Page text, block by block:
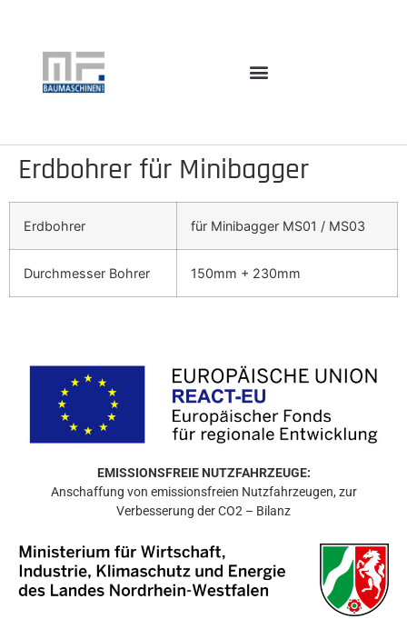
Erdbohrer für Minibagger
Erdbohrer für Minibagger MS01 / MS03
Durchmesser Bohrer 150mm + 230mm
EMISSIONSFREIE NUTZFAHRZEUGE:
Anschaffung von emissionsfreien Nutzfahrzeugen, zur
Verbesserung der CO2 – Bilanz